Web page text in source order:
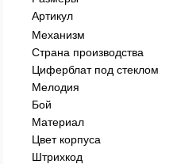
Артикул
Механизм
Страна производства
Циферблат под стеклом
Мелодия
Бой
Материал
Цвет корпуса
Штрихкод